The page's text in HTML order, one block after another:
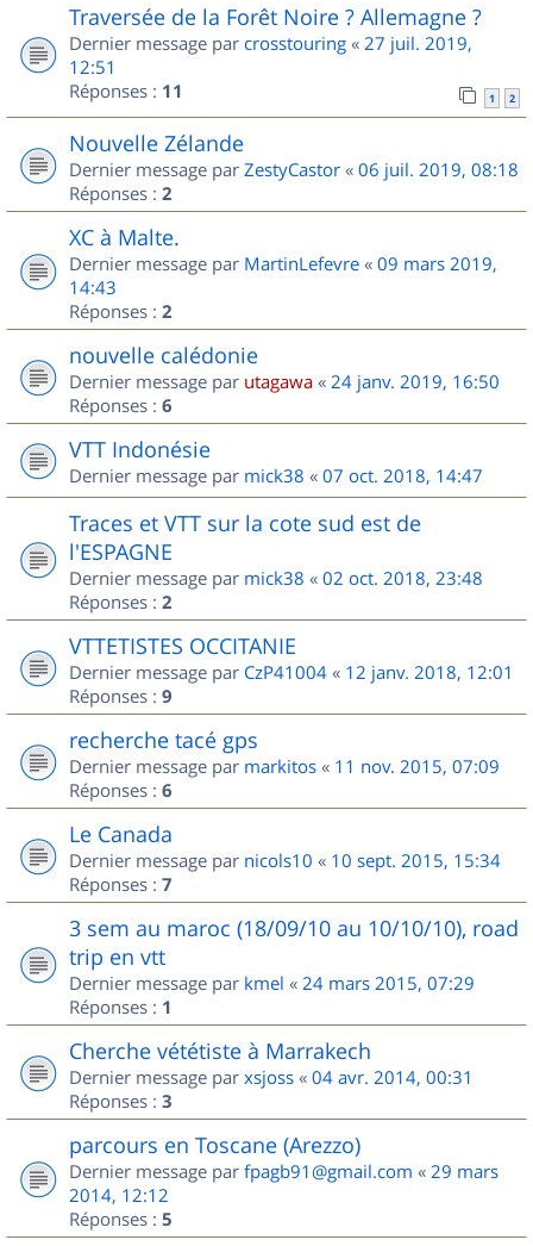
Traversée de la Forêt Noire ? Allemagne ?
Dernier message par crosstouring « 27 juil. 2019,
12:51
Réponses : 11 1 2
Nouvelle Zélande
Dernier message par ZestyCastor « 06 juil. 2019, 08:18
Réponses : 2
XC à Malte.
Dernier message par MartinLefevre « 09 mars 2019,
14:43
Réponses : 2
nouvelle calédonie
Dernier message par utagawa « 24 janv. 2019, 16:50
Réponses : 6
VTT Indonésie
Dernier message par mick38 « 07 oct. 2018, 14:47
Traces et VTT sur la cote sud est de
l'ESPAGNE
Dernier message par mick38 « 02 oct. 2018, 23:48
Réponses : 2
VTTETISTES OCCITANIE
Dernier message par CzP41004 « 12 janv. 2018, 12:01
Réponses : 9
recherche tacé gps
Dernier message par markitos « 11 nov. 2015, 07:09
Réponses : 6
Le Canada
Dernier message par nicols10 « 10 sept. 2015, 15:34
Réponses : 7
3 sem au maroc (18/09/10 au 10/10/10), road
trip en vtt
Dernier message par kmel « 24 mars 2015, 07:29
Réponses : 1
Cherche vététiste à Marrakech
Dernier message par xsjoss « 04 avr. 2014, 00:31
Réponses : 3
parcours en Toscane (Arezzo)
Dernier message par fpagb91@gmail.com « 29 mars
2014, 12:12
Réponses : 5